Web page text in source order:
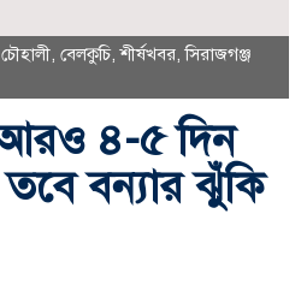
চৌহালী, বেলকুচি,শীর্ষখবর,সিরাজগঞ্জ
আরও ৪-৫ দিন
বন্যার ঝুঁকি